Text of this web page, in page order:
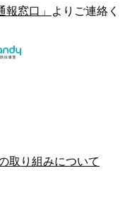
報窓口」
よりご連絡く
取り組みについて